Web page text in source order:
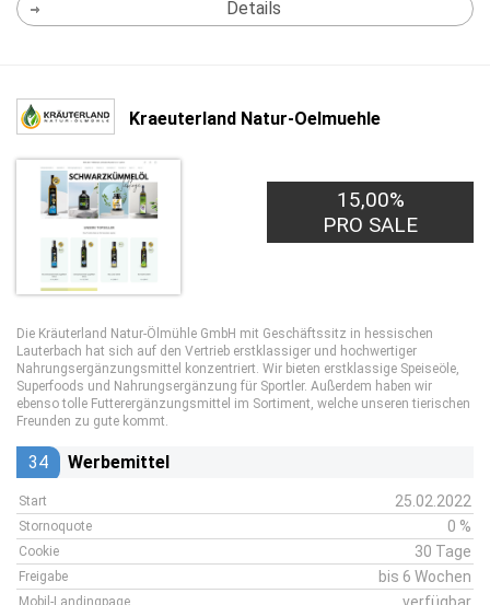
Details
Kraeuterland Natur-Oelmuehle
15,00%
PRO SALE
Die Kräuterland Natur-Ölmühle GmbH mit Geschäftssitz in hessischen
Lauterbach hat sich auf den Vertrieb erstklassiger und hochwertiger
Nahrungsergänzungsmittel konzentriert. Wir bieten erstklassige Speiseöle,
Superfoods und Nahrungsergänzung für Sportler. Außerdem haben wir
ebenso tolle Futterergänzungsmittel im Sortiment, welche unseren tierischen
Freunden zu gute kommt.
34 Werbemittel
Start 25.02.2022
Stornoquote 0 %
Cookie 30 Tage
Freigabe bis 6 Wochen
Mobil-Landingpage